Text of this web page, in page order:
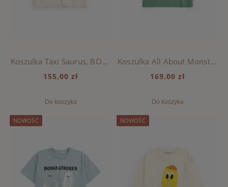
Koszulka Taxi Saurus, BOBO CHOSES - OFFWHITE
155,00 zł
Do koszyka
Koszulka All About Monsters, BOBO CHOSES - LIGHT GREEN
169,00 zł
Do koszyka
NOWOŚĆ NOWOŚĆ